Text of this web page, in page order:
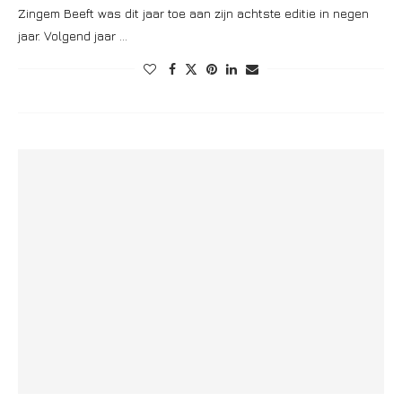
Zingem Beeft was dit jaar toe aan zijn achtste editie in negen
jaar. Volgend jaar …